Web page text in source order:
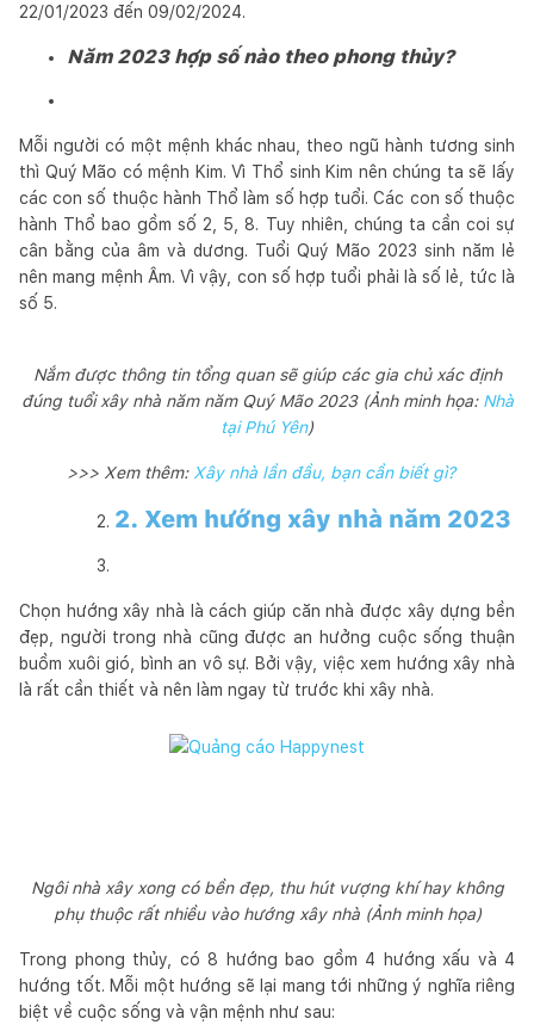
22/01/2023 đến 09/02/2024.
Năm 2023 hợp số nào theo phong thủy?
Mỗi người có một mệnh khác nhau, theo ngũ hành tương sinh
thì Quý Mão có mệnh Kim. Vì Thổ sinh Kim nên chúng ta sẽ lấy
các con số thuộc hành Thổ làm số hợp tuổi. Các con số thuộc
hành Thổ bao gồm số 2, 5, 8. Tuy nhiên, chúng ta cần coi sự
cân bằng của âm và dương. Tuổi Quý Mão 2023 sinh năm lẻ
nên mang mệnh Âm. Vì vậy, con số hợp tuổi phải là số lẻ, tức là
số 5.
Nắm được thông tin tổng quan sẽ giúp các gia chủ xác định
đúng tuổi xây nhà năm năm Quý Mão 2023 (Ảnh minh họa: Nhà
tại Phú Yên)
>>> Xem thêm: Xây nhà lần đầu, bạn cần biết gì?
2. Xem hướng xây nhà năm 2023
Chọn hướng xây nhà là cách giúp căn nhà được xây dựng bền
đẹp, người trong nhà cũng được an hưởng cuộc sống thuận
buồm xuôi gió, bình an vô sự. Bởi vậy, việc xem hướng xây nhà
là rất cần thiết và nên làm ngay từ trước khi xây nhà.
Ngôi nhà xây xong có bền đẹp, thu hút vượng khí hay không
phụ thuộc rất nhiều vào hướng xây nhà (Ảnh minh họa)
Trong phong thủy, có 8 hướng bao gồm 4 hướng xấu và 4
hướng tốt. Mỗi một hướng sẽ lại mang tới những ý nghĩa riêng
biệt về cuộc sống và vận mệnh như sau: